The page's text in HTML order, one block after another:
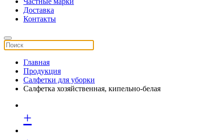
Доставка
Контакты
Главная
Продукция
Салфетки для уборки
Салфетка хозяйственная, кипельно-белая
+